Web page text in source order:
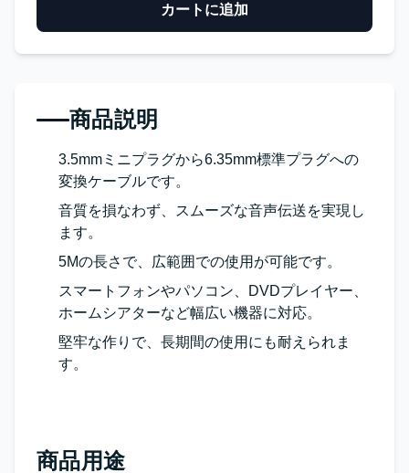
カートに追加
商品説明
3.5mmミニプラグから6.35mm標準プラグへの
変換ケーブルです。
音質を損なわず、スムーズな音声伝送を実現し
ます。
5Mの長さで、広範囲での使用が可能です。
スマートフォンやパソコン、DVDプレイヤー、
ホームシアターなど幅広い機器に対応。
堅牢な作りで、長期間の使用にも耐えられま
す。
商品用途